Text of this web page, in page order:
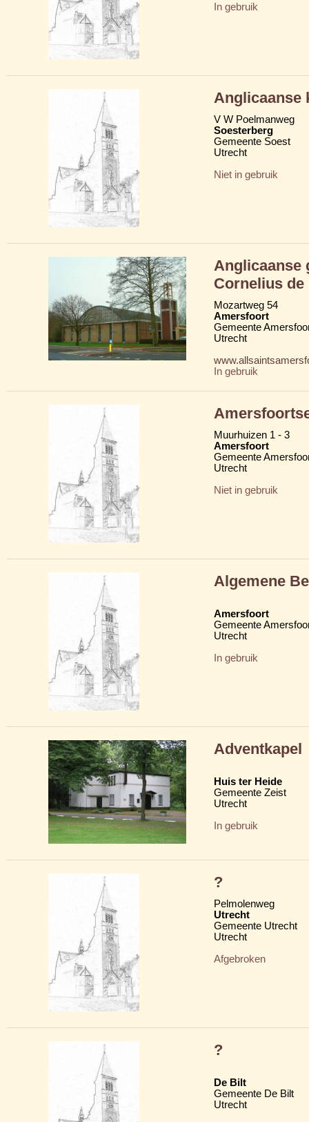
In gebruik
Anglicaanse
V W Poelmanweg
Soesterberg
Gemeente Soest
Utrecht
Niet in gebruik
Anglicaanse
Cornelius
Mozartweg 54
Amersfoort
Gemeente
Utrecht
In gebruik
Muurhuizen 1 - 3
Amersfoort
Gemeente
Utrecht
Niet in gebruik
Algemene
Amersfoort
Gemeente
Utrecht
In gebruik
Adventkapel
Huis ter Heide
Gemeente Zeist
Utrecht
In gebruik
?
Pelmolenweg
Utrecht
Gemeente Utrecht
Utrecht
Afgebroken
?
De Bilt
Gemeente De Bilt
Utrecht